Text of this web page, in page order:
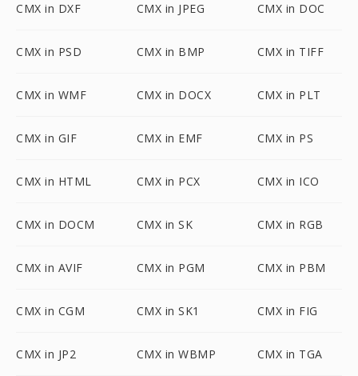
CMX in DXF CMX in JPEG CMX in DOC
CMX in PSD CMX in BMP CMX in TIFF
CMX in WMF CMX in DOCX CMX in PLT
CMX in GIF CMX in EMF CMX in PS
CMX in HTML CMX in PCX CMX in ICO
CMX in DOCM CMX in SK CMX in RGB
CMX in AVIF CMX in PGM CMX in PBM
CMX in CGM CMX in SK1 CMX in FIG
CMX in JP2 CMX in WBMP CMX in TGA